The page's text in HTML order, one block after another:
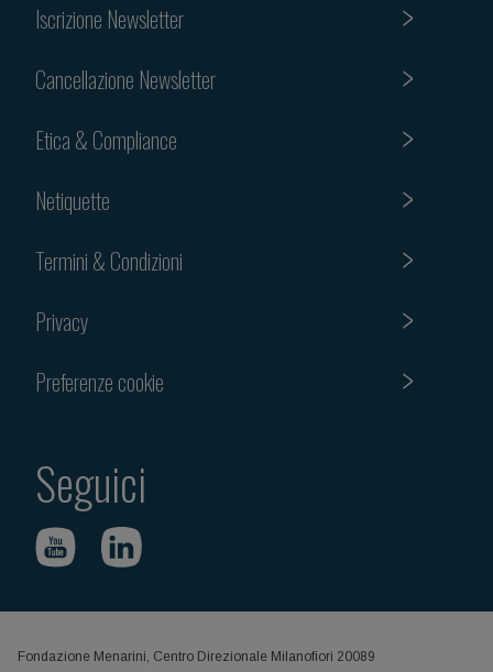
Iscrizione Newsletter
Cancellazione Newsletter
Etica & Compliance
Netiquette
Termini & Condizioni
Privacy
Preferenze cookie
Seguici
Fondazione Menarini, Centro Direzionale Milanofiori 20089